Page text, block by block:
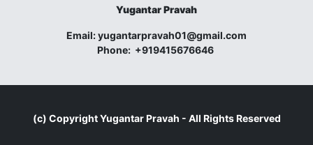
Yugantar Pravah
Email:yugantarpravah01@gmail.com
Phone: +919415676646
(c) CopyrightYugantar Pravah - All Rights Reserved